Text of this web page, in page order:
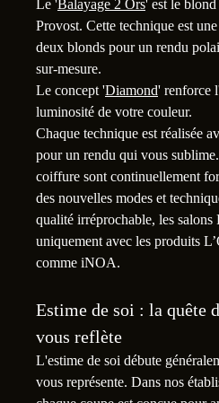
Le 'Balayage 2 Ors' est le
Provost. Cette technique est
deux blonds pour un rendu
sur-mesure.
Le concept 'Diamond' renforce
luminosité de votre couleur.
Chaque technique est réalisée
pour un rendu qui vous
coiffure sont continuellement
des nouvelles modes et
qualité irréprochable, les
uniquement avec les produits
comme iNOA.
Estime de soi : la quête
vous reflète
L'estime de soi débute
vous représente. Dans nos